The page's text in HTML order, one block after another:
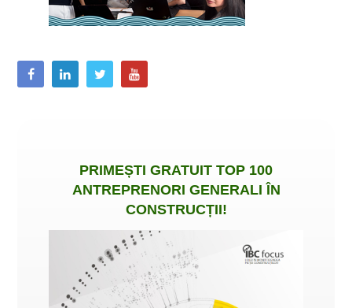
PRIMEȘTI GRATUIT TOP 100
ANTREPRENORI GENERALI ÎN
CONSTRUCȚII!